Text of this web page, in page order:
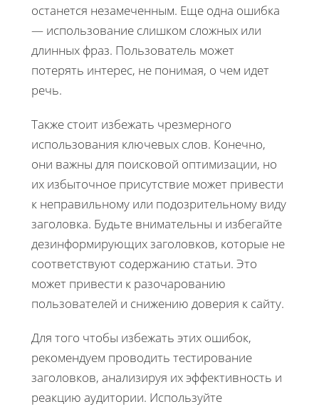
останется незамеченным. Еще одна ошибка
— использование слишком сложных или
длинных фраз. Пользователь может
потерять интерес, не понимая, о чем идет
речь.
Также стоит избежать чрезмерного
использования ключевых слов. Конечно,
они важны для поисковой оптимизации, но
их избыточное присутствие может привести
к неправильному или подозрительному виду
заголовка. Будьте внимательны и избегайте
дезинформирующих заголовков, которые не
соответствуют содержанию статьи. Это
может привести к разочарованию
пользователей и снижению доверия к сайту.
Для того чтобы избежать этих ошибок,
рекомендуем проводить тестирование
заголовков, анализируя их эффективность и
реакцию аудитории. Используйте